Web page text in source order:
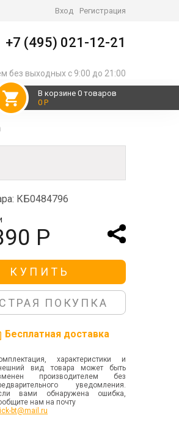
Вход Регистрация
+7 (495) 021-12-21
без выходных с 9:00 до 21:00
В корзине 0 товаров
0 Р
КБ0484796
Р
КУПИТЬ
ПОКУПКА
Бесплатная доставка
характеристики и
вид товара может быть
производителем без
уведомления.
вами обнаружена ошибка,
нам на почту
bt@mail.ru